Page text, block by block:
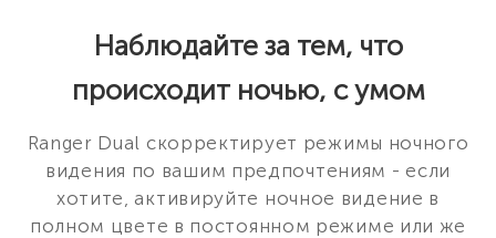
Наблюдайте за тем, что
происходит ночью, с умом
Ranger Dual скорректирует режимы ночного
видения по вашим предпочтениям - если
хотите, активируйте ночное видение в
полном цвете в постоянном режиме или же